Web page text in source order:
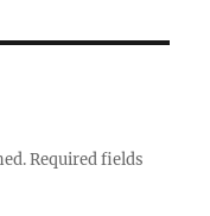
Required fields